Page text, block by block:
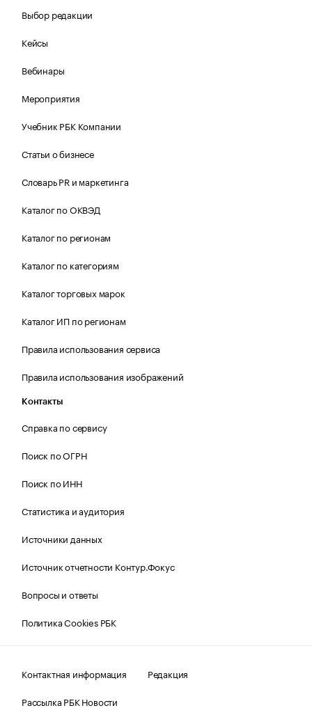
Выбор редакции
Кейсы
Вебинары
Мероприятия
Учебник РБК Компании
Статьи о бизнесе
Словарь PR и маркетинга
Каталог по ОКВЭД
Каталог по регионам
Каталог по категориям
Каталог торговых марок
Каталог ИП по регионам
Правила использования сервиса
Правила использования изображений
Контакты
Справка по сервису
Поиск по ОГРН
Поиск по ИНН
Статистика и аудитория
Источники данных
Источник отчетности Контур.Фокус
Вопросы и ответы
Политика Cookies РБК
Контактная информация
Редакция
Рассылка РБК Новости